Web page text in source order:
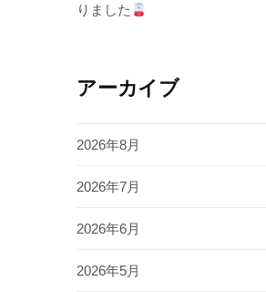
りました
アーカイブ
2026年8月
2026年7月
2026年6月
2026年5月